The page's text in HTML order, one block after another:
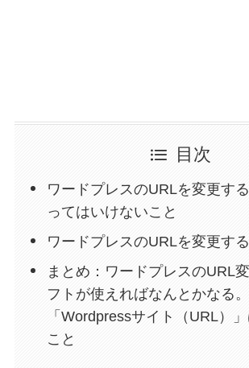
目次
ワードプレスのURLを変更す
ってはいけないこと
ワードプレスのURLを変更す
まとめ：ワードプレスのURL
フトが使えればなんとかなる
「Wordpressサイト（URL）
こと